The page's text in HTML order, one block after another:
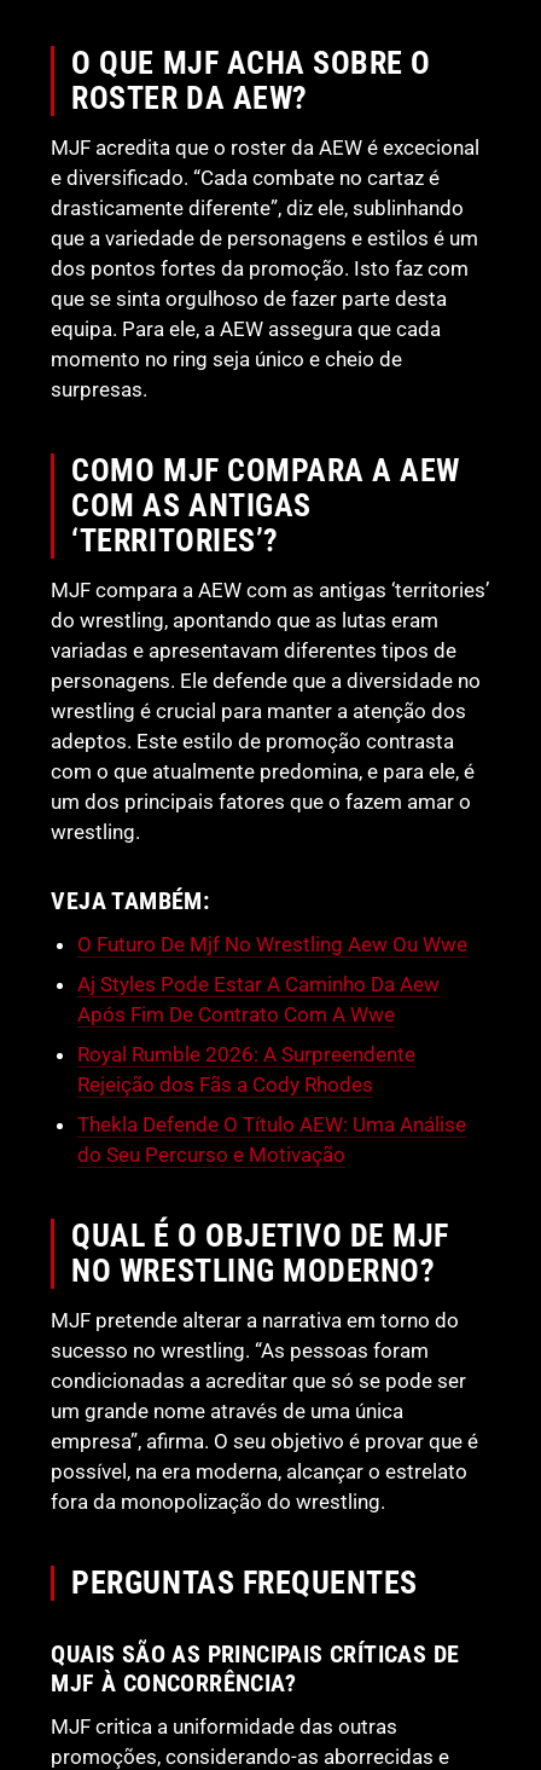
O QUE MJF ACHA SOBRE O
ROSTER DA AEW?
MJF acredita que o roster da AEW é excecional
e diversificado. “Cada combate no cartaz é
drasticamente diferente”, diz ele, sublinhando
que a variedade de personagens e estilos é um
dos pontos fortes da promoção. Isto faz com
que se sinta orgulhoso de fazer parte desta
equipa. Para ele, a AEW assegura que cada
momento no ring seja único e cheio de
surpresas.
COMO MJF COMPARA A AEW
COM AS ANTIGAS
‘TERRITORIES’?
MJF compara a AEW com as antigas ‘territories’
do wrestling, apontando que as lutas eram
variadas e apresentavam diferentes tipos de
personagens. Ele defende que a diversidade no
wrestling é crucial para manter a atenção dos
adeptos. Este estilo de promoção contrasta
com o que atualmente predomina, e para ele, é
um dos principais fatores que o fazem amar o
wrestling.
VEJA TAMBÉM:
O Futuro De Mjf No Wrestling Aew Ou Wwe
Aj Styles Pode Estar A Caminho Da Aew
Após Fim De Contrato Com A Wwe
Royal Rumble 2026: A Surpreendente
Rejeição dos Fãs a Cody Rhodes
Thekla Defende O Título AEW: Uma Análise
do Seu Percurso e Motivação
QUAL É O OBJETIVO DE MJF
NO WRESTLING MODERNO?
MJF pretende alterar a narrativa em torno do
sucesso no wrestling. “As pessoas foram
condicionadas a acreditar que só se pode ser
um grande nome através de uma única
empresa”, afirma. O seu objetivo é provar que é
possível, na era moderna, alcançar o estrelato
fora da monopolização do wrestling.
PERGUNTAS FREQUENTES
QUAIS SÃO AS PRINCIPAIS CRÍTICAS DE
MJF À CONCORRÊNCIA?
MJF critica a uniformidade das outras
promoções, considerando-as aborrecidas e